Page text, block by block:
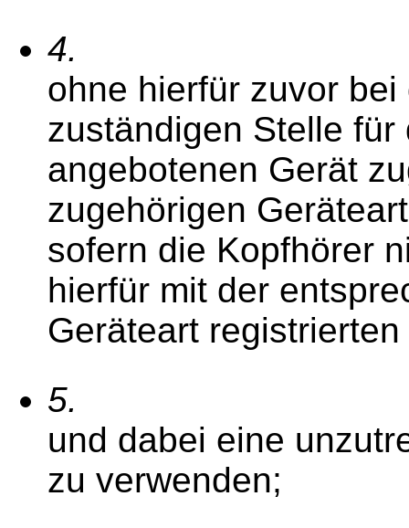
4.
ohne hierfür zuvor
zuständigen Stelle für
angebotenen Gerät
zugehörigen
sofern die Kopfhörer
hierfür mit der
Geräteart
5.
und dabei eine
zu verwenden;